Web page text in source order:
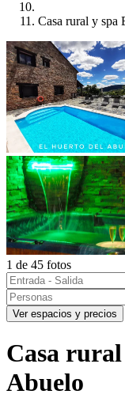
Casa rural y spa
1 de 45 fotos
Ver espacios y precios
Casa
Abuelo